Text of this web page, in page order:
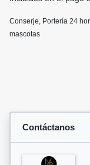
Conserje, Portería 24
mascotas
Contáctanos